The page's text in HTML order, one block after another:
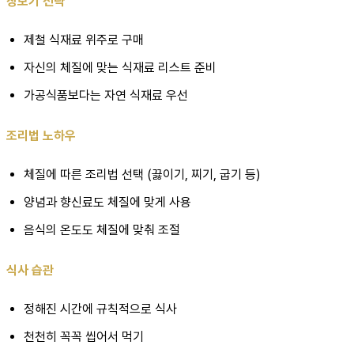
제철 식재료 위주로 구매
자신의 체질에 맞는 식재료 리스트 준비
가공식품보다는 자연 식재료 우선
조리법 노하우
체질에 따른 조리법 선택 (끓이기, 찌기, 굽기 등)
양념과 향신료도 체질에 맞게 사용
음식의 온도도 체질에 맞춰 조절
식사 습관
정해진 시간에 규칙적으로 식사
천천히 꼭꼭 씹어서 먹기